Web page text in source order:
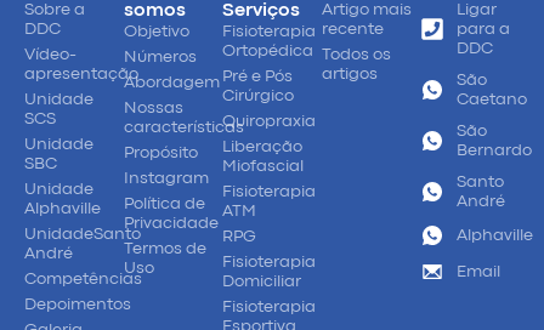
Sobre a
DDC
Vídeo-
apresentação
Unidade
SCS
Unidade
SBC
Unidade
Alphaville
UnidadeSanto
André
Competências
Depoimentos
somos
Objetivo
Números
Abordagem
Nossas
características
Propósito
Instagram
Política de
Privacidade
Termos de
Uso
Serviços
Fisioterapia
Ortopédica
Pré e Pós
Cirúrgico
Quiropraxia
Liberação
Miofascial
Fisioterapia
ATM
RPG
Fisioterapia
Domiciliar
Fisioterapia
Esportiva
Artigo mais
recente
Todos os
artigos
Ligar
para a
DDC
São
Caetano
São
Bernardo
Santo
André
Alphaville
Email